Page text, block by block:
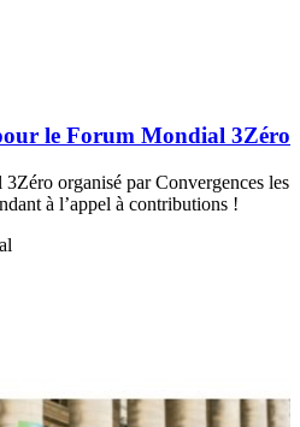
le Forum Mondial 3Zéro
organisé par Convergences les
à l’appel à contributions !